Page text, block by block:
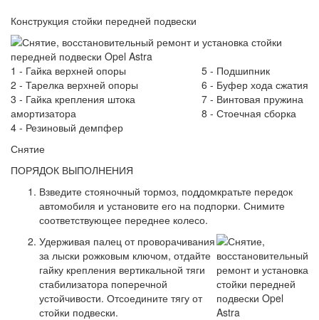
Конструкция стойки передней подвески
1 - Гайка верхней опоры
2 - Тарелка верхней опоры
3 - Гайка крепления штока
амортизатора
4 - Резиновый демпфер
5 - Подшипник
6 - Буфер хода сжатия
7 - Винтовая пружина
8 - Стоечная сборка
Снятие
ПОРЯДОК ВЫПОЛНЕНИЯ
Взведите стояночный тормоз, поддомкратьте передок
автомобиля и установите его на подпорки. Снимите
соответствующее переднее колесо.
Удерживая палец от проворачивания
за лыски рожковым ключом, отдайте
гайку крепления вертикальной тяги
стабилизатора поперечной
устойчивости. Отсоедините тягу от
стойки подвески.